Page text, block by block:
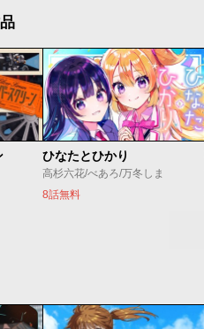
ひなたとひかり
高杉六花/べあろ/万冬しま
8話無料